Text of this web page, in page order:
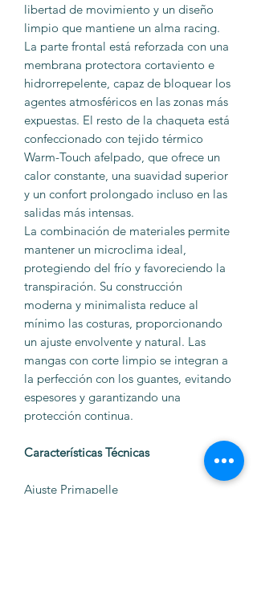
libertad de movimiento y un diseño
limpio que mantiene un alma racing.
La parte frontal está reforzada con una
membrana protectora cortaviento e
hidrorrepelente, capaz de bloquear los
agentes atmosféricos en las zonas más
expuestas. El resto de la chaqueta está
confeccionado con tejido térmico
Warm-Touch afelpado, que ofrece un
calor constante, una suavidad superior
y un confort prolongado incluso en las
salidas más intensas.
La combinación de materiales permite
mantener un microclima ideal,
protegiendo del frío y favoreciendo la
transpiración. Su construcción
moderna y minimalista reduce al
mínimo las costuras, proporcionando
un ajuste envolvente y natural. Las
mangas con corte limpio se integran a
la perfección con los guantes, evitando
espesores y garantizando una
protección continua.
Características Técnicas
Ajuste Primapelle